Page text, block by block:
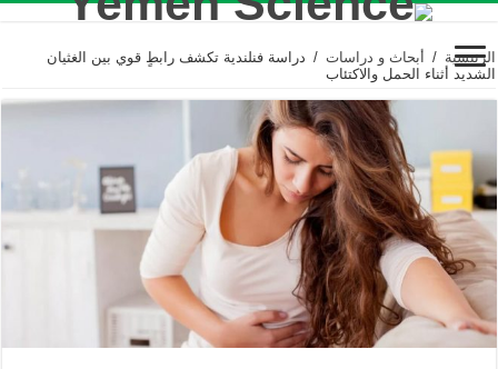
الرئيسية / أبحاث و دراسات / دراسة فنلندية تكشف رابطٍ قوي بين الغثيان
الشديد أثناء الحمل والاكتئاب